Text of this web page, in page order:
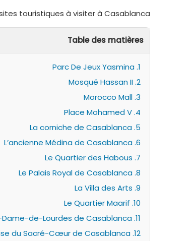
touristiques à visiter à Casablanca:
Table des matières
1. Parc De Jeux Yasmina
2. Mosqué Hassan II
3. Morocco Mall
4. Place Mohamed V
5. La corniche de Casablanca
6. L’ancienne Médina de Casablanca
7. Le Quartier des Habous
8. Le Palais Royal de Casablanca
9. La Villa des Arts
10. Le Quartier Maarif
11. L’Église Notre-Dame-de-Lourdes de Casablanca
12. L’église du Sacré-Cœur de Casablanca